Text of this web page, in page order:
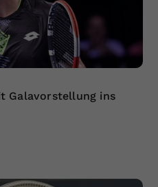
Galavorstellung ins